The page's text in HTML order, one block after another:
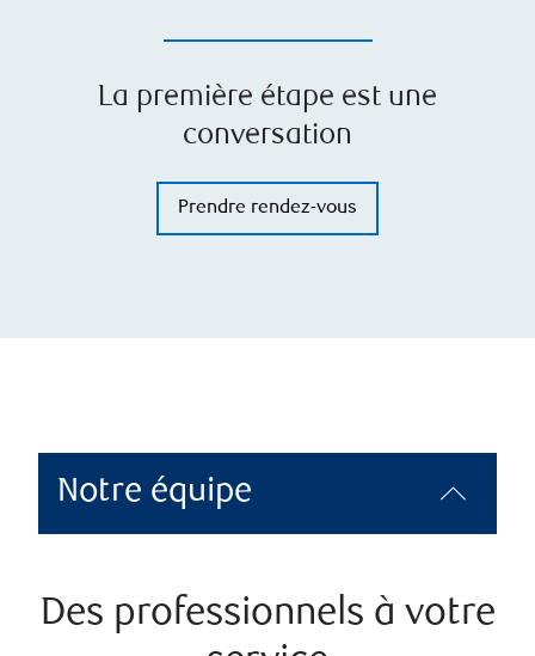
La première étape est une
conversation
Prendre rendez-vous
Notre équipe
Des professionnels à votre